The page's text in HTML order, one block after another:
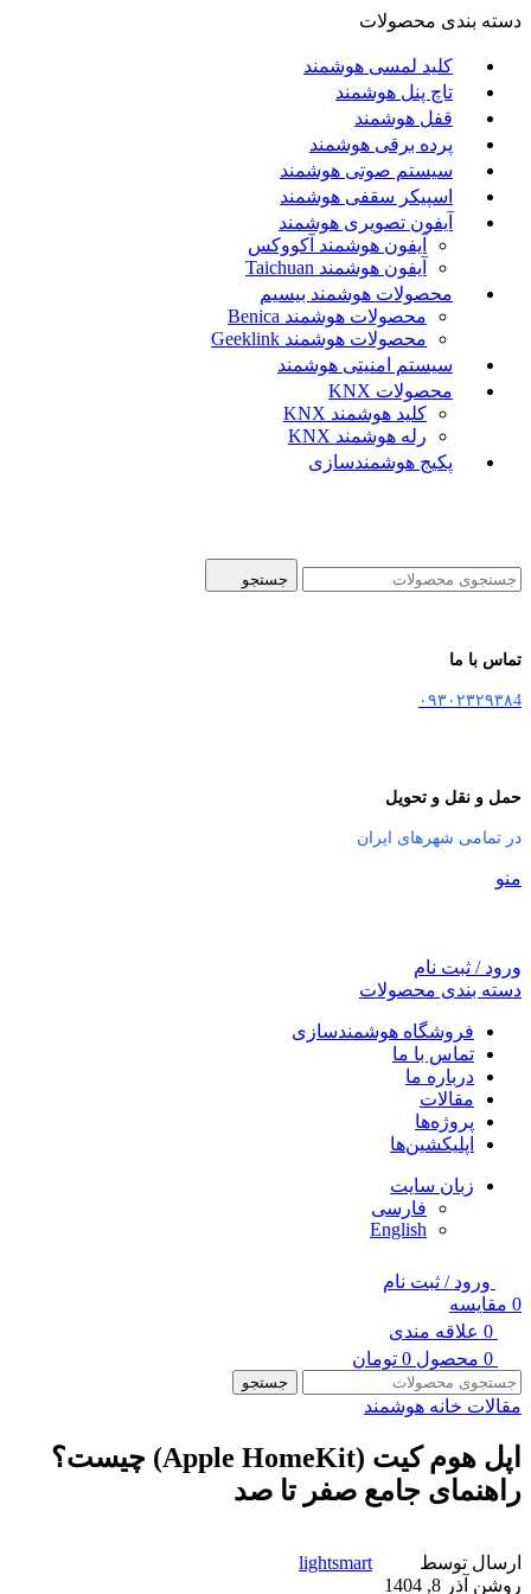
دسته بندی محصولات
کلید لمسی هوشمند
تاچ پنل هوشمند
قفل هوشمند
پرده برقی هوشمند
سیستم صوتی هوشمند
اسپیکر سقفی هوشمند
آیفون تصویری هوشمند
آيفون هوشمند آکووکس
آیفون هوشمند Taichuan
محصولات هوشمند بیسیم
محصولات هوشمند Benica
محصولات هوشمند Geeklink
سیستم امنیتی هوشمند
محصولات KNX
کلید هوشمند KNX
رله هوشمند KNX
پکیج هوشمندسازی
جستجو
تماس با ما
۰۹۳۰۲۳۲۹۳۸4
حمل و نقل و تحویل
در تمامی شهرهای ایران
منو
ورود / ثبت نام
دسته بندی محصولات
فروشگاه هوشمندسازی
تماس با ما
درباره ما
مقالات
پروژه‌ها
اپلیکشین‌ها
زبان سایت
فارسی
English
ورود / ثبت نام
0 مقایسه
0 علاقه مندی
0 محصول 0 تومان
جستجو
مقالات خانه هوشمند
اپل هوم کیت (Apple HomeKit) چیست؟
راهنمای جامع صفر تا صد
ارسال توسط
lightsmart
روشن آذر 8, 1404